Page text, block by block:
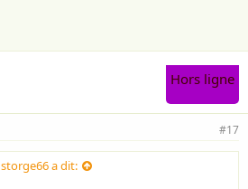
Hors ligne
#17
storge66 a dit: